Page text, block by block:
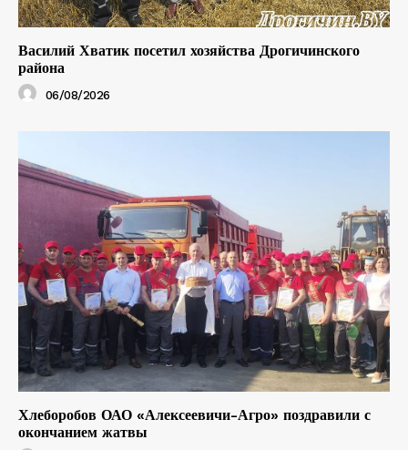
Василий Хватик посетил хозяйства Дрогичинского
района
06/08/2026
Хлеборобов ОАО «Алексеевичи-Агро» поздравили с
окончанием жатвы